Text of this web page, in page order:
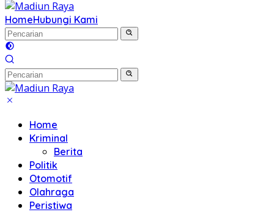
HomeHubungi Kami
Home
Kriminal
Berita
Politik
Otomotif
Olahraga
Peristiwa